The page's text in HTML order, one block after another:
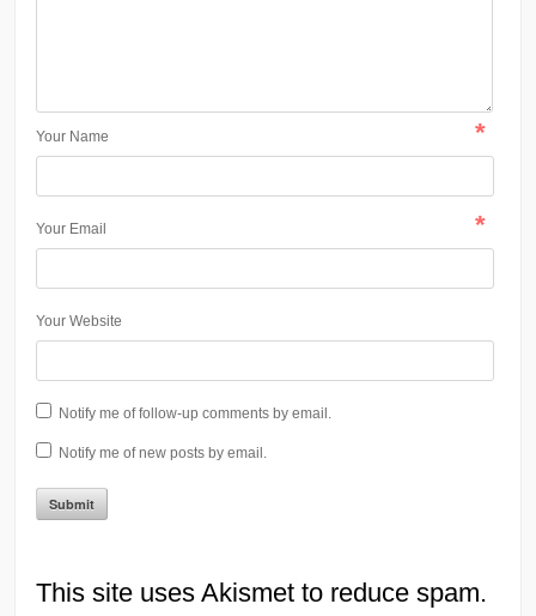
Your Name *
Your Email *
Your Website
Notify me of follow-up comments by email.
Notify me of new posts by email.
This site uses Akismet to reduce spam.